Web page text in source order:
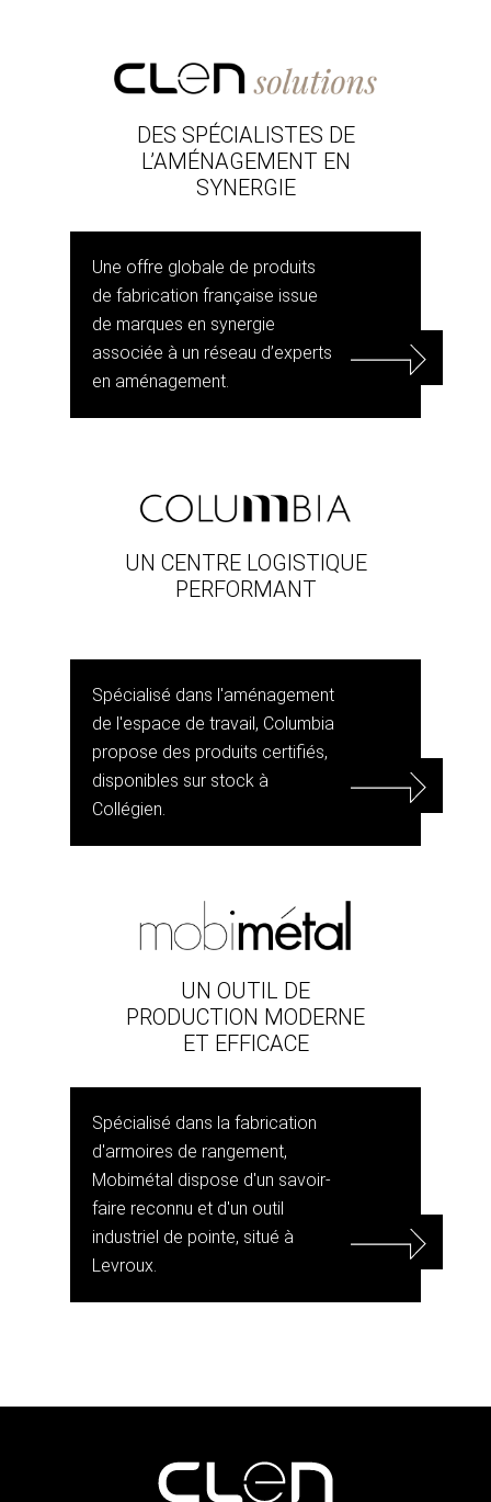
DES SPÉCIALISTES DE
L’AMÉNAGEMENT EN
SYNERGIE
Une offre globale de produits
de fabrication française issue
de marques en synergie
associée à un réseau d’experts
en aménagement.
UN CENTRE LOGISTIQUE
PERFORMANT
Spécialisé dans l'aménagement
de l'espace de travail, Columbia
propose des produits certifiés,
disponibles sur stock à
Collégien.
UN OUTIL DE
PRODUCTION MODERNE
ET EFFICACE
Spécialisé dans la fabrication
d'armoires de rangement,
Mobimétal dispose d'un savoir-
faire reconnu et d'un outil
industriel de pointe, situé à
Levroux.